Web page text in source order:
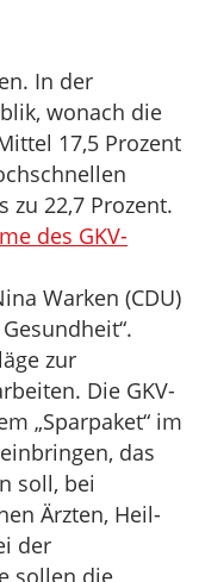
In der
wonach die
17,5 Prozent
zu 22,7 Prozent.
des GKV-
Warken (CDU)
zur
Die GKV-
„Sparpaket“ im
das
soll, bei
Ärzten, Heil-
der
sollen die